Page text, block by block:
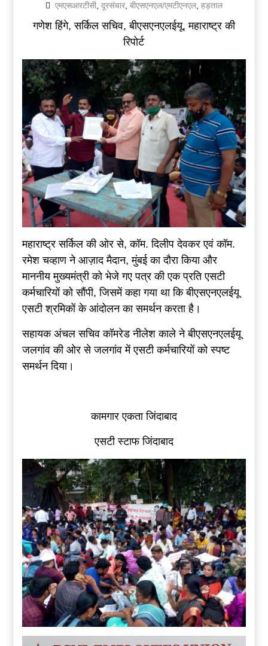
एमएसआरटीसी, दूरसंचार, बीएसएनएल/एमटीएनएल, हड़ताल
गणेश हिंगे, सर्किल सचिव, बीएसएनएलईयू, महाराष्ट्र की
रिपोर्ट
महाराष्ट्र सर्किल की ओर से, कॉम. दिलीप देवकर एवं कॉम.
रमेश चव्हाण ने आज़ाद मैदान, मुंबई का दौरा किया और
माननीय मुख्यमंत्री को भेजे गए पत्र की एक प्रति एसटी
कर्मचारियों को सौंपी, जिसमें कहा गया था कि बीएसएनएलईयू
एसटी श्रमिकों के आंदोलन का समर्थन करता है।
सहायक अंचल सचिव कॉमरेड नीलेश काले ने बीएसएनएलईयू
जलगांव की ओर से जलगांव में एसटी कर्मचारियों को स्पष्ट
समर्थन दिया।
कामगार एकता जिंदाबाद
एसटी स्टाफ जिंदाबाद